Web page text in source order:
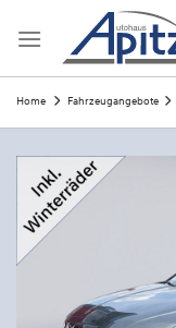
Home Fahrzeugangebote